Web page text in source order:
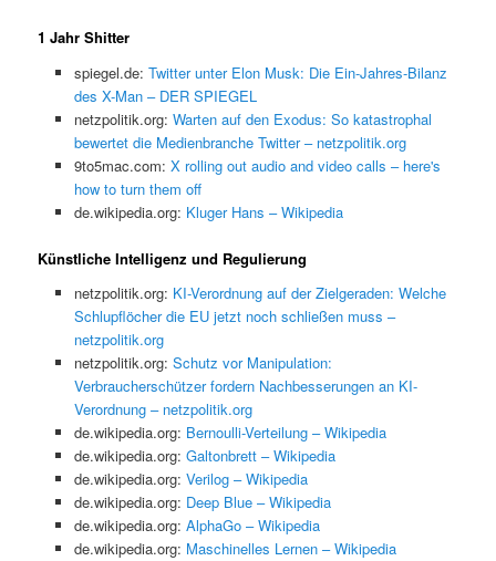
1 Jahr Shitter
spiegel.de: Twitter unter Elon Musk: Die Ein-Jahres-Bilanz
des X-Man – DER SPIEGEL
netzpolitik.org: Warten auf den Exodus: So katastrophal
bewertet die Medienbranche Twitter – netzpolitik.org
9to5mac.com: X rolling out audio and video calls – here's
how to turn them off
de.wikipedia.org: Kluger Hans – Wikipedia
Künstliche Intelligenz und Regulierung
netzpolitik.org: KI-Verordnung auf der Zielgeraden: Welche
Schlupflöcher die EU jetzt noch schließen muss –
netzpolitik.org
netzpolitik.org: Schutz vor Manipulation:
Verbraucherschützer fordern Nachbesserungen an KI-
Verordnung – netzpolitik.org
de.wikipedia.org: Bernoulli-Verteilung – Wikipedia
de.wikipedia.org: Galtonbrett – Wikipedia
de.wikipedia.org: Verilog – Wikipedia
de.wikipedia.org: Deep Blue – Wikipedia
de.wikipedia.org: AlphaGo – Wikipedia
de.wikipedia.org: Maschinelles Lernen – Wikipedia